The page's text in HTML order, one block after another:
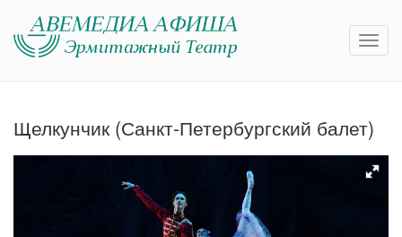
Щелкунчик (Санкт-Петербургский балет)